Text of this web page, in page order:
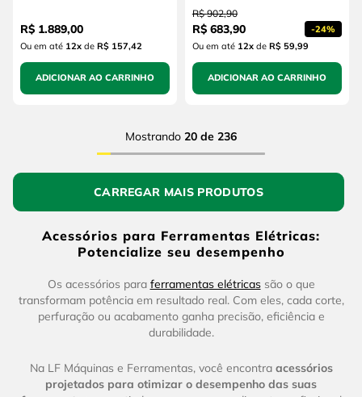
R$ 1.889,00
Ou em até 12xde R$ 157,42
ADICIONAR AO CARRINHO
R$ 902,90
R$ 683,90 -24%
Ou em até 12xde R$ 59,99
ADICIONAR AO CARRINHO
Mostrando 20 de 236
Acessórios para Ferramentas Elétricas:
Potencialize seu desempenho
Os acessórios para ferramentas elétricassão o que
transformam potência em resultado real. Com eles, cada corte,
perfuração ou acabamento ganha precisão, eficiência e
durabilidade.
Na LF Máquinas e Ferramentas, você encontra acessórios
projetados para otimizar o desempenho das suas